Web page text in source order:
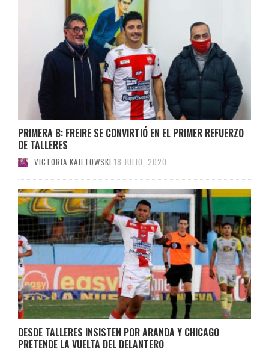
PRIMERA B: FREIRE SE CONVIRTIÓ EN EL PRIMER REFUERZO
DE TALLERES
VICTORIA KAJETOWSKI 18 JULIO, 2020
DESDE TALLERES INSISTEN POR ARANDA Y CHICAGO
PRETENDE LA VUELTA DEL DELANTERO